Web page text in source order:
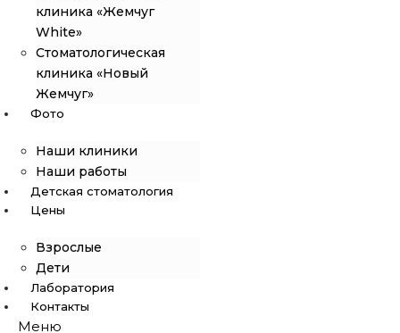
клиника «Жемчуг
White»
Стоматологическая
клиника «Новый
Жемчуг»
Фото
Наши клиники
Наши работы
Детская стоматология
Цены
Взрослые
Дети
Лаборатория
Контакты
Меню